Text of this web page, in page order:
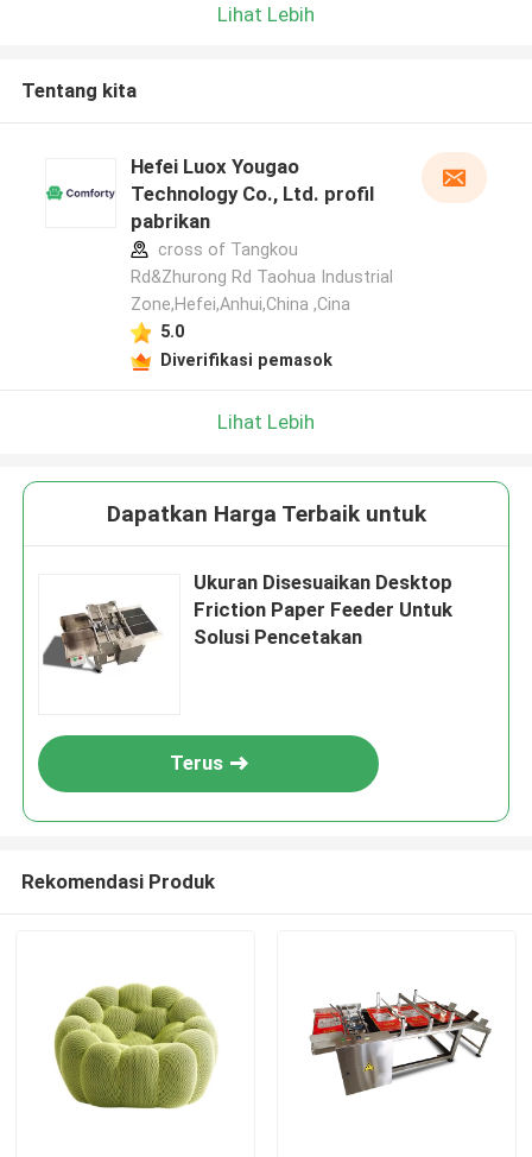
Lihat Lebih
Tentang kita
Hefei Luox Yougao
Technology Co., Ltd. profil
pabrikan
cross of Tangkou
Rd&Zhurong Rd Taohua Industrial
Zone,Hefei,Anhui,China ,Cina
5.0
Diverifikasi pemasok
Lihat Lebih
Dapatkan Harga Terbaik untuk
Ukuran Disesuaikan Desktop
Friction Paper Feeder Untuk
Solusi Pencetakan
Terus
Rekomendasi Produk